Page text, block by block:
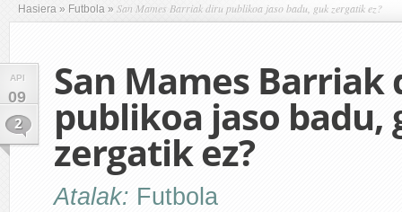
Hasiera » Futbola » San Mames Barriak diru publikoa jaso badu, guk zergatik ez?
API
09
2
San Mames Barriak
publikoa jaso badu,
zergatik ez?
Atalak: Futbola